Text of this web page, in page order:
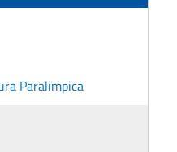
Paralimpica